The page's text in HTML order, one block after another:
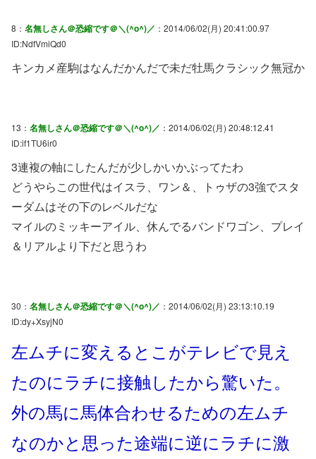
8： 名無しさん＠恐縮です＠＼(^o^)／ ：2014/06/02(月) 20:41:00.97
ID:NdfVmiQd0
キンカメ産駒はなんだかんだで未だ牡馬クラシック無冠か
13： 名無しさん＠恐縮です＠＼(^o^)／ ：2014/06/02(月) 20:48:12.41
ID:if1TU6ir0
3連複の軸にしたんだが少しかいかぶってたわ
どうやらこの世代はイスラ、ワン＆、トゥザの3強でスタ
ーダムはその下のレベルだな
マイルのミッキーアイル、休んでるバンドワゴン、プレイ
＆リアルより下だと思うわ
30： 名無しさん＠恐縮です＠＼(^o^)／ ：2014/06/02(月) 23:13:10.19
ID:dy+XsyjN0
左ムチに変えるとこがテレビで見え
たのにラチに接触したから驚いた。
外の馬に馬体合わせるための左ムチ
なのかと思った途端に逆にラチに激